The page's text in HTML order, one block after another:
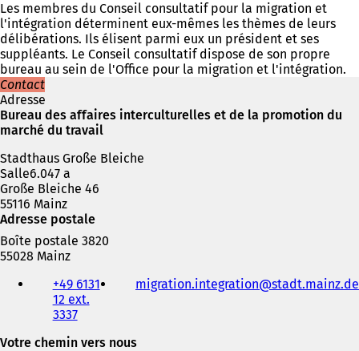
Les membres du Conseil consultatif pour la migration et
l'intégration déterminent eux-mêmes les thèmes de leurs
délibérations. Ils élisent parmi eux un président et ses
suppléants. Le Conseil consultatif dispose de son propre
bureau au sein de l'Office pour la migration et l'intégration.
Contact
Adresse
Bureau des affaires interculturelles et de la promotion du
marché du travail
Stadthaus Große Bleiche
Salle6.047 a
Große Bleiche 46
55116 Mainz
Adresse postale
Boîte postale 3820
55028 Mainz
électronique
+49 6131
12 ext.
3337
migration.integration stadt.mainz de
Votre chemin vers nous